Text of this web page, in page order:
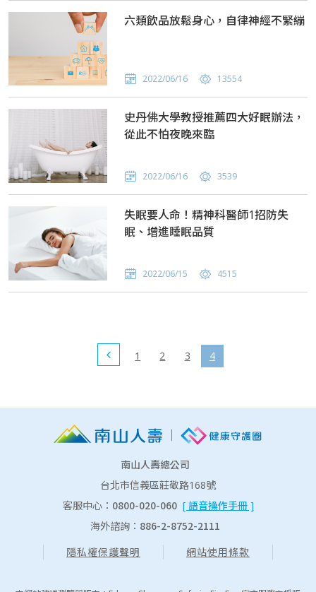
六類飲品放鬆身心，自律神經不緊繃
2022/06/16 13554
史丹佛大學教授推薦四大好眠辦法，
從此不怕夜晚來臨
2022/06/16 3539
失眠要人命！精神科醫師1招防失
眠、增進睡眠品質
2022/06/15 4515
1 2 3 4
南山人壽總公司
台北市信義區莊敬路168號
客服中心： 0800-020-060 [ 語音操作手冊 ]
海外諮詢： 886-2-8752-2111
隱私權保護聲明 網站使用條款